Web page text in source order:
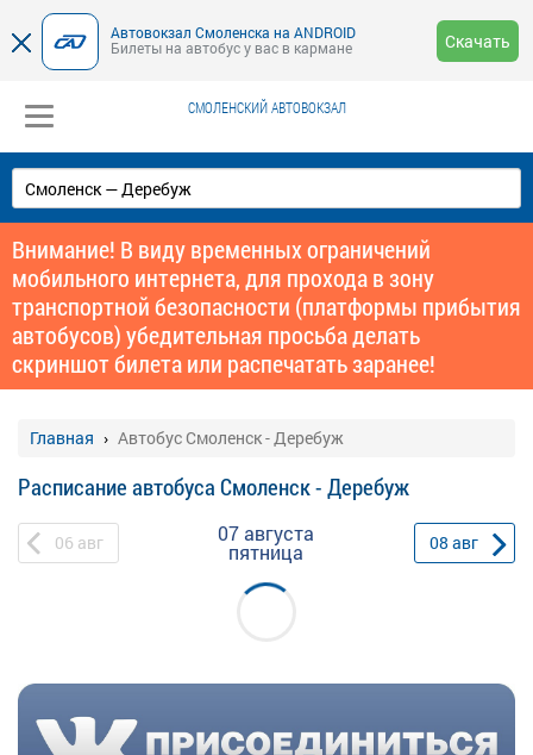
Автовокзал Смоленска на ANDROID
Билеты на автобус у вас в кармане
Скачать
СМОЛЕНСКИЙ АВТОВОКЗАЛ
Внимание! В виду временных ограничений
мобильного интернета, для прохода в зону
транспортной безопасности (платформы прибытия
автобусов) убедительная просьба делать
скриншот билета или распечатать заранее!
Главная Автобус Смоленск - Деребуж
Расписание автобуса Смоленск - Деребуж
06 авг 07 августа
пятница 08 авг